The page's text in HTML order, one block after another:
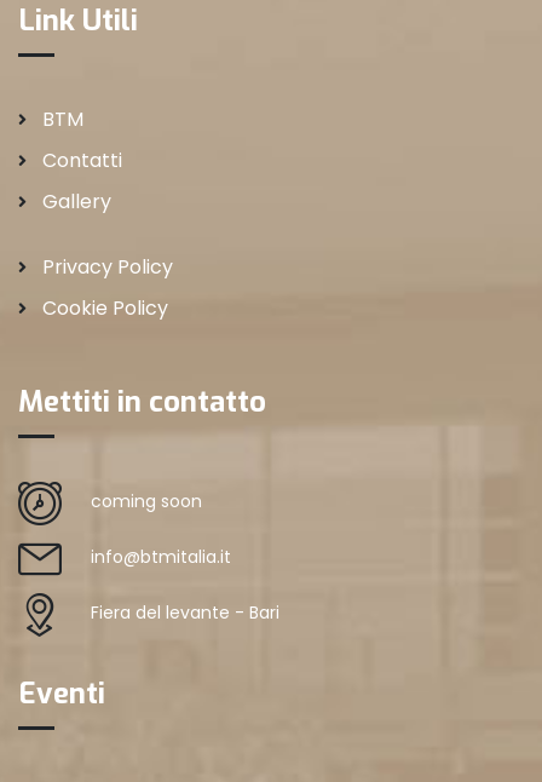
Link Utili
BTM
Contatti
Gallery
Privacy Policy
Cookie Policy
Mettiti in contatto
coming soon
info@btmitalia.it
Fiera del levante - Bari
Eventi